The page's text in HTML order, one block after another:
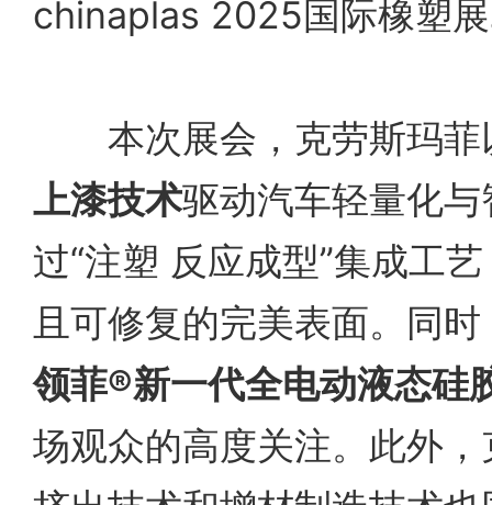
chinaplas 2025国际橡塑
本次展会，克劳斯玛菲
上漆技术驱动汽车轻量化
过“注塑 反应成型”集成工
且可修复的完美表面。同
领菲®新一代全电动液态硅
场观众的高度关注。此外